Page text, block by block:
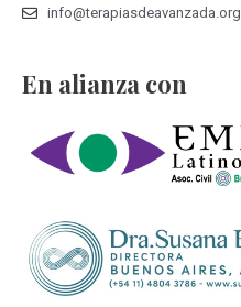
info@terapiasdeavanzada.org
En alianza con